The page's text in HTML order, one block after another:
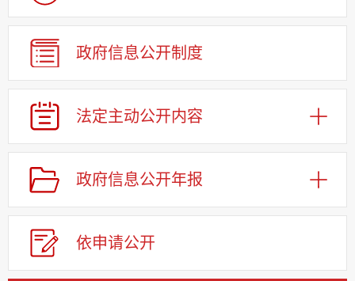
政府信息公开制度
法定主动公开内容
政府信息公开年报
依申请公开